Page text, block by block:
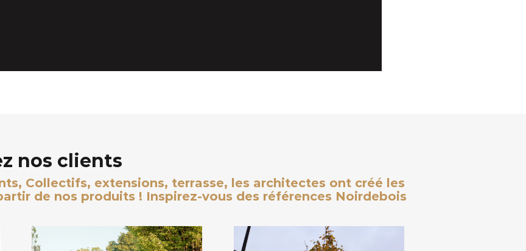
nos clients
Collectifs, extensions, terrasse, les architectes ont créé les
de nos produits ! Inspirez-vous des références Noirdebois